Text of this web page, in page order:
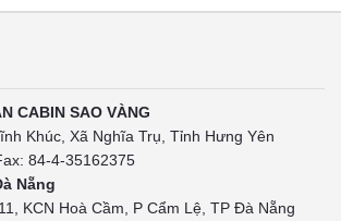
CABIN SAO VÀNG
Khúc, Xã Nghĩa Trụ, Tỉnh Hưng Yên
84-4-35162375
Nẵng
KCN Hoà Cầm, P Cẩm Lệ, TP Đà Nẵng